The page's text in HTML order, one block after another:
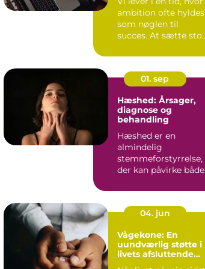
ambition ofte hyldes
som nøglen til
succes. At sætte
01. sep
Hæshed: Årsager,
diagnose og
behandling
Hæshed er en
almindelig
stemmeforstyrrelse,
der kan påvirke både
04. jun
Vågekone: En
uundværlig støtte i
livets afsluttende